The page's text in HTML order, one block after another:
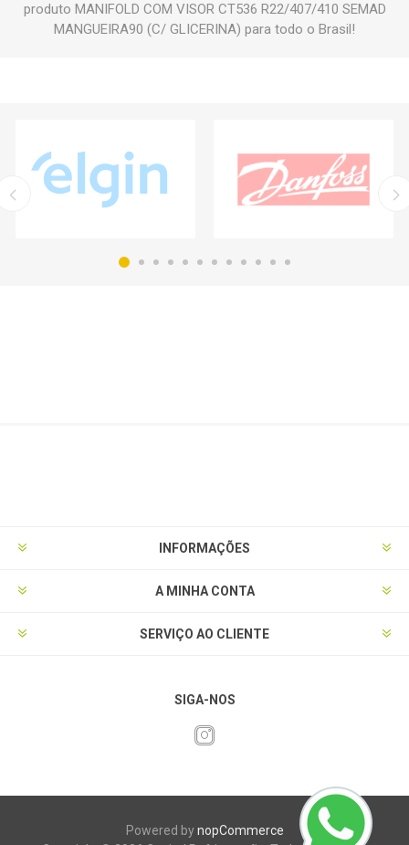
produto MANIFOLD COM VISOR CT536 R22/407/410 SEMAD
MANGUEIRA90 (C/ GLICERINA) para todo o Brasil!
INFORMAÇÕES
A MINHA CONTA
SERVIÇO AO CLIENTE
SIGA-NOS
Powered bynopCommerce